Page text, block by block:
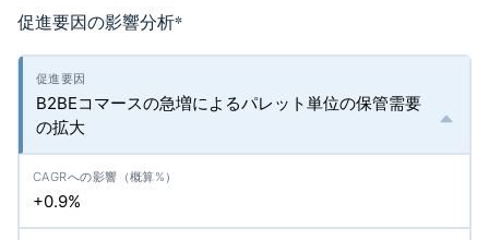
促進要因の影響分析*
B2BEコマースの急増によるパレット単位の保管需要
の拡大
+0.9%